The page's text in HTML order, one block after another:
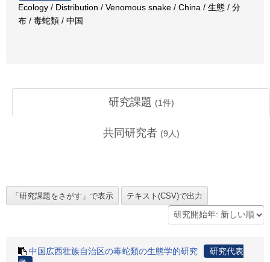
Ecology / Distribution / Venomous snake / China / 生態 / 分
布 / 毒蛇類 / 中国
研究課題 (1件)
共同研究者 (9 人)
中国広西壮族自治区の毒蛇類の生態学的研究
研究代表